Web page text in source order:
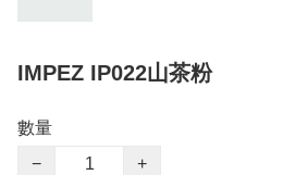
IMPEZ IP022山茶粉
數量
−
+